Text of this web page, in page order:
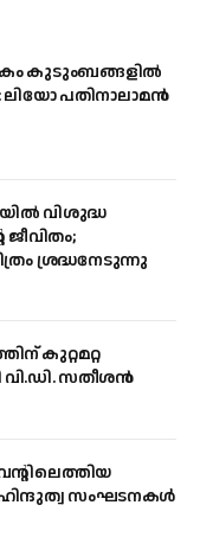
കുടുംബങ്ങളില്‍
പതിനാലാമന്‍
വിശുദ്ധ
ശ്രദ്ധനേടുന്നു
കുറ്റമറ്റ
വി.ഡി. സതീശന്‍
സംഘടനകൾ